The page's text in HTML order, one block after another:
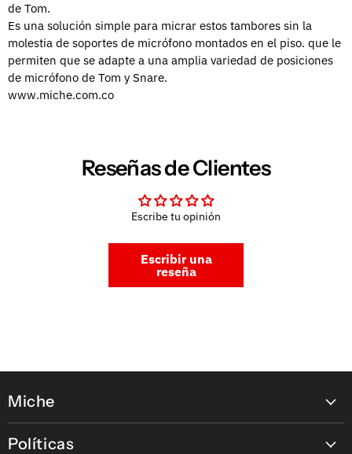
de Tom.
Es una solución simple para micrar estos tambores sin la
molestia de soportes de micrófono montados en el piso. que le
permiten que se adapte a una amplia variedad de posiciones
de micrófono de Tom y Snare.
www.miche.com.co
Reseñas de Clientes
Escribe tu opinión
Escribir una
reseña
Miche
Políticas